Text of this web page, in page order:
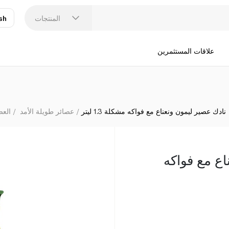
المنتجات
علاقات المستثمرين
عصائر طويلة الأمد نادك عصير ليمون ونعناع مع فواكه مشكلة 1.3 ليتر
مع فواكه